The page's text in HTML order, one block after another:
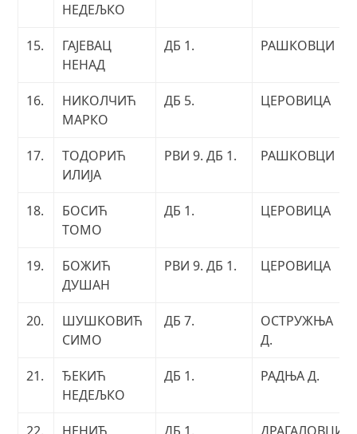
НЕДЕЉКО
15.
ГАЈЕВАЦ
НЕНАД
ДБ 1. РАШКОВЦИ
16.
НИКОЛЧИЋ
МАРКО
ДБ 5. ЦЕРОВИЦА
17.
ТОДОРИЋ
ИЛИЈА
РВИ 9. ДБ 1. РАШКОВЦИ
18.
БОСИЋ
ТОМО
ДБ 1. ЦЕРОВИЦА
19.
БОЖИЋ
ДУШАН
РВИ 9. ДБ 1. ЦЕРОВИЦА
20.
ШУШКОВИЋ
СИМО
ДБ 7.
ОСТРУЖЊА
Д.
21.
ЂЕКИЋ
НЕДЕЉКО
ДБ 1. РАДЊА Д.